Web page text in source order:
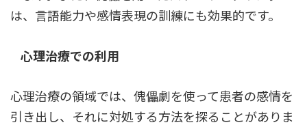
は、言語能力や感情表現の訓練にも効果的です。
心理治療での利用
心理治療の領域では、傀儡劇を使って患者の感情を
引き出し、それに対処する方法を探ることがありま